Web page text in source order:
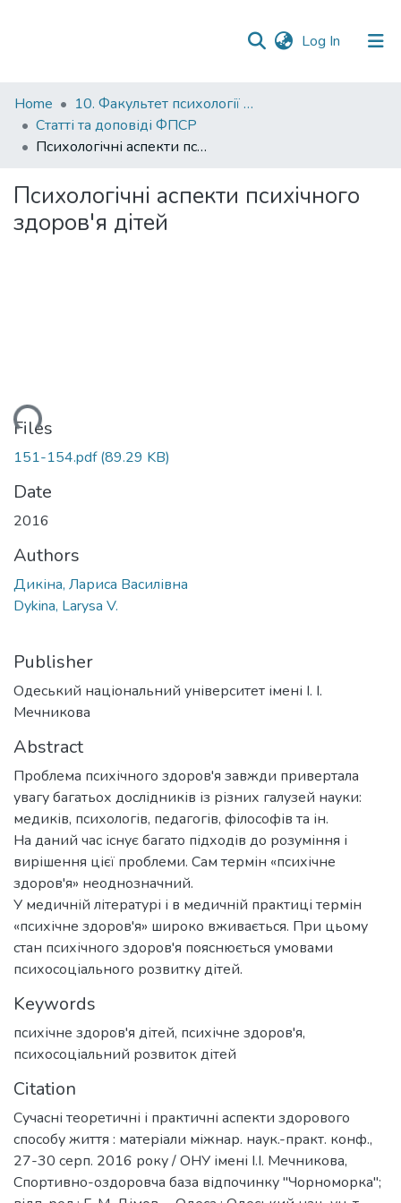
Log In (current)
Communities
&
Collections
Home
10. Факультет психології та соціальної роботи
Статті та доповіді ФПСР
Психологічні аспекти психічного здоров'я дітей
Психологічні аспекти психічного
здоров'я дітей
Files
151-154.pdf(89.29 KB)
Date
2016
Authors
Дикіна, Лариса Василівна
Dykina, Larysa V.
Publisher
Одеський національний університет імені І. І.
Мечникова
Abstract
Проблема психічного здоров'я завжди привертала
увагу багатьох дослідників із різних галузей науки:
медиків, психологів, педагогів, філософів та ін.
На даний час існує багато підходів до розуміння і
вирішення цієї проблеми. Сам термін «психічне
здоров'я» неоднозначний.
У медичній літературі і в медичній практиці термін
«психічне здоров'я» широко вживається. При цьому
стан психічного здоров'я пояснюється умовами
психосоціального розвитку дітей.
Keywords
психічне здоров'я дітей, психічне здоров'я,
психосоціальний розвиток дітей
Citation
Сучасні теоретичні і практичні аспекти здорового
способу життя : матеріали міжнар. наук.-практ. конф.,
27-30 серп. 2016 року / ОНУ імені І.І. Мечникова,
Спортивно-оздоровча база відпочинку "Чорноморка";